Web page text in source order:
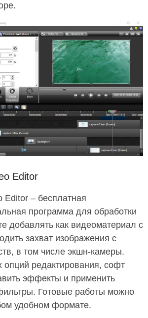
Editor
Editor – бесплатная
программа для обработки
добавлять как видеоматериал с
захват изображения с
в том числе экшн-камеры.
редактирования, софт
эффекты и применить
Готовые работы можно
удобном формате.